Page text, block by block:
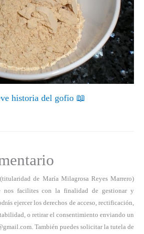
historia del gofio 📖
(titularidad de María Milagrosa Reyes Marrero)
nos facilites con la finalidad de gestionar y
ejercer los derechos de acceso, rectificación,
o retirar el consentimiento enviando un
También puedes solicitar la tutela de